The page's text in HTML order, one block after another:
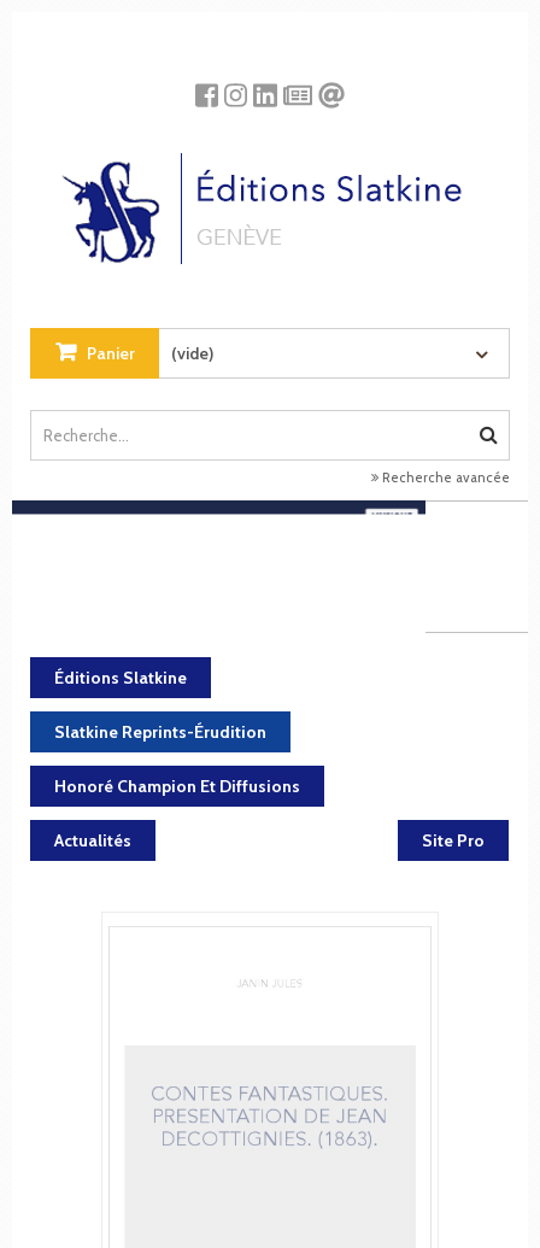
Panier (vide)
Recherche avancée
Éditions Slatkine
Slatkine Reprints-Érudition
Honoré Champion Et Diffusions
Actualités Site Pro